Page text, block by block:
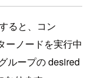
ると、コン
ーノードを実行中
ループの desired